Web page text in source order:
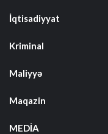
İqtisadiyyat
Kriminal
Maliyyə
Maqazin
MEDİA